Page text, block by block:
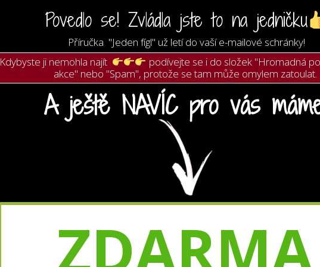
Povedlo se! Zvládla jste to na jedničku
Příručka "Jeden fígl" už letído vaší e-mailové schránky!
Kdybyste ji nemohla najít
podívejte se i do složek "Hromadná
akce" nebo "Spam", protože se tam může omylem zatoulat.
A ještě NAVÍC pro vás
ZDARMA